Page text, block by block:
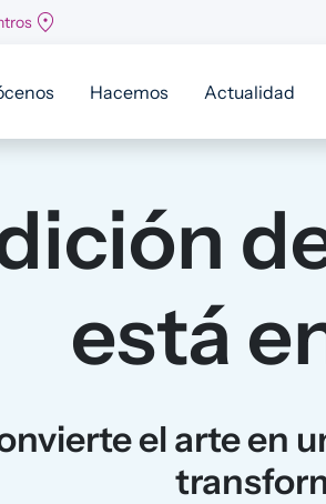
Hacemos Actualidad
está
el arte en